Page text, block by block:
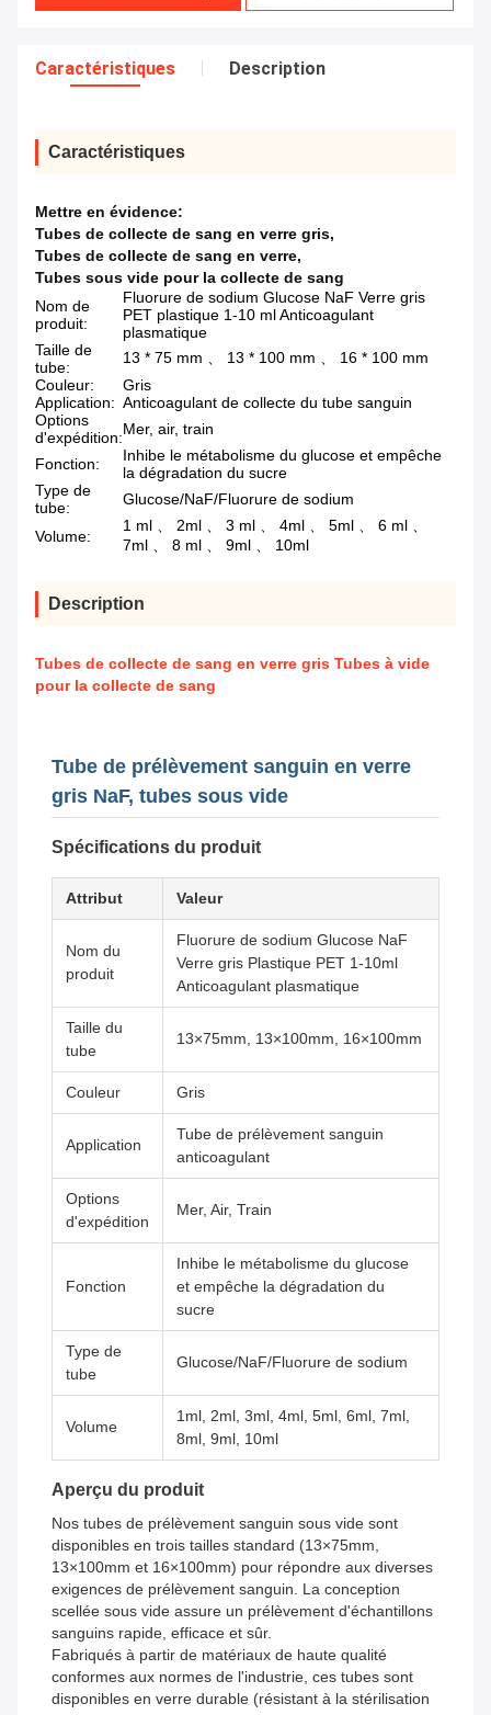
Caractéristiques Description
Caractéristiques
Mettre en évidence:
Tubes de collecte de sang en verre gris,
Tubes de collecte de sang en verre,
Tubes sous vide pour la collecte de sang
Nom de
produit:
Fluorure de sodium Glucose NaF Verre gris
PET plastique 1-10 ml Anticoagulant
plasmatique
Taille de
tube:
13 * 75 mm 、 13 * 100 mm 、 16 * 100 mm
Couleur:
Gris
Application: Anticoagulant de collecte du tube sanguin
Options
d'expédition:Mer, air, train
Fonction:
Inhibe le métabolisme du glucose et empêche
la dégradation du sucre
Type de
tube:
Glucose/NaF/Fluorure de sodium
Volume:
1 ml 、 2ml 、 3 ml 、 4ml 、 5ml 、 6 ml 、
7ml 、 8 ml 、 9ml 、 10ml
Description
Tubes de collecte de sang en verre gris Tubes à vide
pour la collecte de sang
Tube de prélèvement sanguin en verre
gris NaF, tubes sous vide
Spécifications du produit
Attribut Valeur
Nom du
produit
Fluorure de sodium Glucose NaF
Verre gris Plastique PET 1-10ml
Anticoagulant plasmatique
Taille du
tube
13×75mm, 13×100mm, 16×100mm
Couleur Gris
Application
Tube de prélèvement sanguin
anticoagulant
Options
d'expédition
Mer, Air, Train
Fonction
Inhibe le métabolisme du glucose
et empêche la dégradation du
sucre
Type de
tube
Glucose/NaF/Fluorure de sodium
Volume
1ml, 2ml, 3ml, 4ml, 5ml, 6ml, 7ml,
8ml, 9ml, 10ml
Aperçu du produit
Nos tubes de prélèvement sanguin sous vide sont
disponibles en trois tailles standard (13×75mm,
13×100mm et 16×100mm) pour répondre aux diverses
exigences de prélèvement sanguin. La conception
scellée sous vide assure un prélèvement d'échantillons
sanguins rapide, efficace et sûr.
Fabriqués à partir de matériaux de haute qualité
conformes aux normes de l'industrie, ces tubes sont
disponibles en verre durable (résistant à la stérilisation